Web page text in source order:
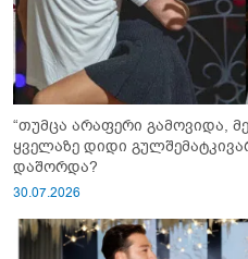
“თუმცა არაფერი გამოვიდა,
ყველაზე დიდი
დაშორდა?
30.07.2026